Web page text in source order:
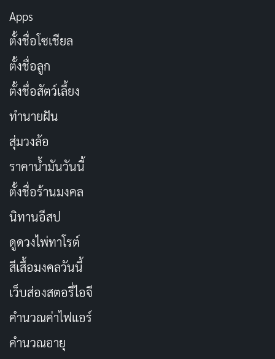
ในขณะที่ Kuklinski พยายามรักษาสมดุลระหว่างชีวิตส่วน
ตัวและอาชีพที่อันตราย เขาต้องเผชิญกับปัญหาภายในแก๊ง
Robert “Mr. Freezy” Pronge นักฆ่าที่มีวิธีการโหดเหี้ยม ยิ่ง
ทำให้สถานการณ์ซับซ้อนขึ้น Kuklinski ต้องตัดสินใจในทาง
เลือกที่ยากลำบากเพื่อปกป้องครอบครัวของเขา และต่อสู้
หนังเรื่องนี้สร้างจากเรื่องจริงของ Kuklinski โดยนำเสนอ
ด้านมืดของมนุษย์ผ่านเรื่องราวที่เข้มข้นและสะเทือน
อารมณ์ Michael Shannon ถ่ายทอดบทบาทได้อย่างยอด
เยี่ยม สะท้อนถึงความซับซ้อนของตัวละครที่ทั้งน่าสงสาร
และน่ากลัวในเวลาเดียวกัน
ชื่อเรื่องในภาษาไทย: เชือดโหดจุดเยือกแข็ง
ประเภท: ดราม่า, อาชญากรรม, ชีวประวัติ
วันที่ออกอากาศ: 3 พฤษภาคม 2013 (สหรัฐอเมริกา)
นักแสดงนำ: Michael Shannon, Winona Ryder, Chris
Apps
ตั้งชื่อโซเชียล
ตั้งชื่อลูก
ตั้งชื่อสัตว์เลี้ยง
ทำนายฝัน
สุ่มวงล้อ
ราคาน้ำมันวันนี้
ตั้งชื่อร้านมงคล
นิทานอีสป
ดูดวงไพ่ทาโรต์
สีเสื้อมงคลวันนี้
เว็บส่องสตอรี่ไอจี
คำนวณค่าไฟแอร์
คำนวณอายุ